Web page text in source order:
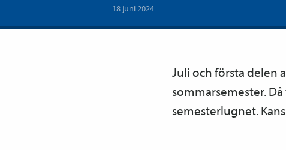
18 juni 2024
Juli och första delen
sommarsemester.
semesterlugnet.